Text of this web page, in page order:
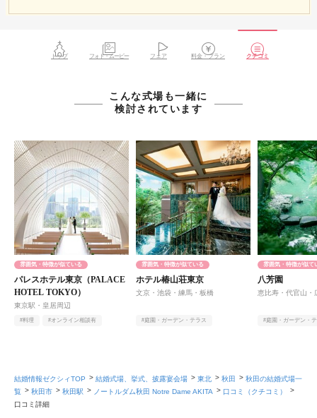
トップ フォト・ムービー フェア 料金・プラン クチコミ
こんな式場も一緒に
検討されています
雰囲気・特徴が似ている
パレスホテル東京（PALACE
HOTEL TOKYO）
東京駅・皇居周辺
#料理
#オンライン相談有
雰囲気・特徴が似ている
ホテル椿山荘東京
文京・池袋・練馬・板橋
#庭園・ガーデン・テラス
雰囲気・特徴が似て
八芳園
恵比寿・代官山・
#庭園・ガーデン・
結婚情報ゼクシィTOP 結婚式場、挙式、披露宴会場 東北 秋田
秋田の結婚式場一
覧
秋田市 秋田駅 ノートルダム秋田 Notre Dame AKITA
口コミ（クチコミ）
口コミ詳細